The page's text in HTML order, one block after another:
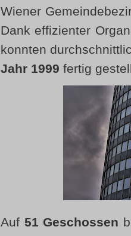
Wiener
Dank effizienter
konnten
Jahr 1999 fertig
Auf 51 Geschossen